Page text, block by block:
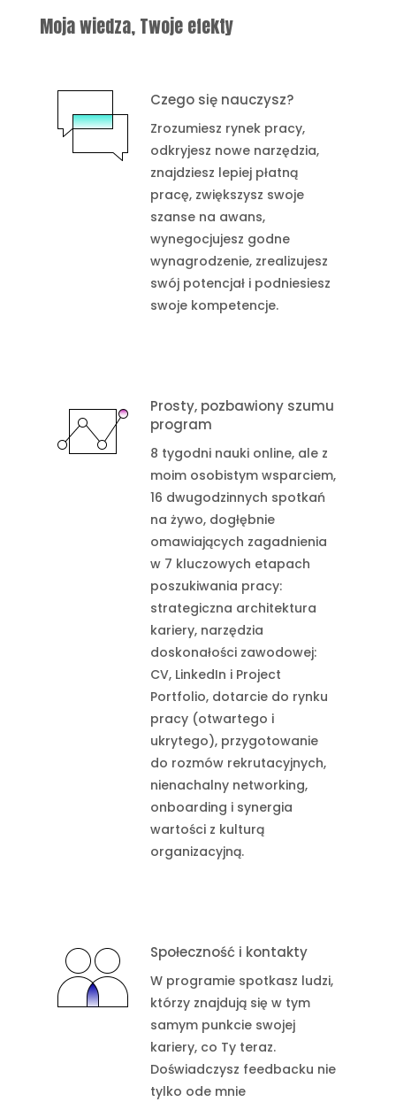
Moja wiedza, Twoje efekty
Czego się nauczysz?
Zrozumiesz rynek pracy,
odkryjesz nowe narzędzia,
znajdziesz lepiej płatną
pracę, zwiększysz swoje
szanse na awans,
wynegocjujesz godne
wynagrodzenie, zrealizujesz
swój potencjał i podniesiesz
swoje kompetencje.
Prosty, pozbawiony szumu
program
8 tygodni nauki online, ale z
moim osobistym wsparciem,
16 dwugodzinnych spotkań
na żywo, dogłębnie
omawiających zagadnienia
w 7 kluczowych etapach
poszukiwania pracy:
strategiczna architektura
kariery, narzędzia
doskonałości zawodowej:
CV, LinkedIn i Project
Portfolio, dotarcie do rynku
pracy (otwartego i
ukrytego), przygotowanie
do rozmów rekrutacyjnych,
nienachalny networking,
onboarding i synergia
wartości z kulturą
organizacyjną.
Społeczność i kontakty
W programie spotkasz ludzi,
którzy znajdują się w tym
samym punkcie swojej
kariery, co Ty teraz.
Doświadczysz feedbacku nie
tylko ode mnie